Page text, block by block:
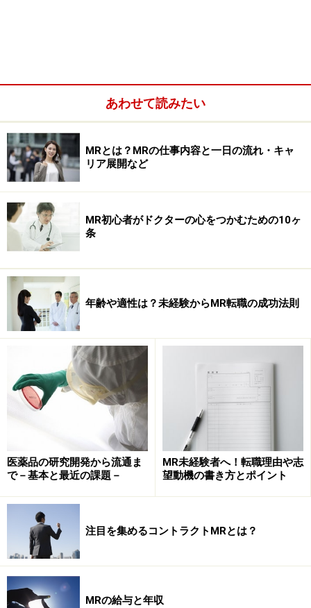
薬剤費抑制の主役－ジェネリック医薬品促
進政策と薬価改定
患者が、医療機関や保険薬局で処方箋に記載された薬
（医療用医薬品）を買うときの価格は国（厚生労働省）
が定めます。これを
薬剤費の増加抑制のために、日本政府が力を入れている
ある医薬品が複数あれば、薬価の安い薬が使われたほう
が医療費を抑えることができます。そしてもうひとつが
定期的な薬価の見直し（切り下げ）です。
医療費抑制のカギを握るジェネリック医薬
品普及率
ジェネリック医薬品とは、新しく開発された医薬品（新
薬）の特許が切れた後に作られる、効能・効果等が新薬
と同じ医薬品です。ジェネリック医薬品は、新薬のよう
に莫大な研究開発費がかからないため新薬よりも安価で
製造できます。そのため薬価も原則として新薬の7割以
下に設定されます。
日本におけるジェネリック医薬品の普及率は、平成21年
で約20％と欧米には遥かに及ばないため、日本政府は平
成24年度までにはこれを30％まで高めるという目標を設
あわせて読みたい
MRとは？MRの仕事内容と一日の流れ・キャ
リア展開など
MR初心者がドクターの心をつかむための10ヶ
条
年齢や適性は？未経験からMR転職の成功法則
医薬品の研究開発から流通ま
で－基本と最近の課題－
MR未経験者へ！転職理由や志
望動機の書き方とポイント
注目を集めるコントラクトMRとは？
MRの給与と年収